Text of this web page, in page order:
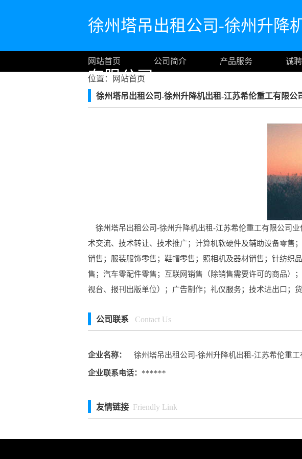
徐州塔吊出租公司-徐州升降
有限公司
网站首页 公司简介 产品服务 诚
位置：
网站首页
徐州塔吊出租公司-徐州升降机出租-江苏希伦重工有限公
徐州塔吊出租公司-徐州升降机出租-江苏希伦重工有限公司
术交流、技术转让、技术推广；计算机软硬件及辅助设备零售
销售；服装服饰零售；鞋帽零售；照相机及器材销售；针纺织
售；汽车零配件零售；互联网销售（除销售需要许可的商品）
视台、报刊出版单位）；广告制作；礼仪服务；技术进出口；
公司联系 Contact Us
企业名称： 徐州塔吊出租公司-徐州升降机出租-江苏希伦重工
企业联系电话： ******
友情链接 Friendly Link